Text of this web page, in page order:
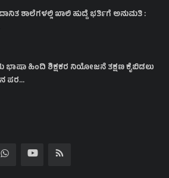
ಶಾಲೆಗಳಲ್ಲಿ ಖಾಲಿ ಹುದ್ದೆ ಭರ್ತಿಗೆ ಅನುಮತಿ :
ಭಾಷಾ ಹಿಂದಿ ಶಿಕ್ಷಕರ ನಿಯೋಜನೆ ತಕ್ಷಣ ಕೈಬಿಡಲು
ಪರ...